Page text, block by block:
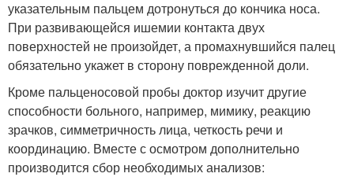
указательным пальцем дотронуться до кончика носа.
При развивающейся ишемии контакта двух
поверхностей не произойдет, а промахнувшийся палец
обязательно укажет в сторону поврежденной доли.
Кроме пальценосовой пробы доктор изучит другие
способности больного, например, мимику, реакцию
зрачков, симметричность лица, четкость речи и
координацию. Вместе с осмотром дополнительно
производится сбор необходимых анализов: